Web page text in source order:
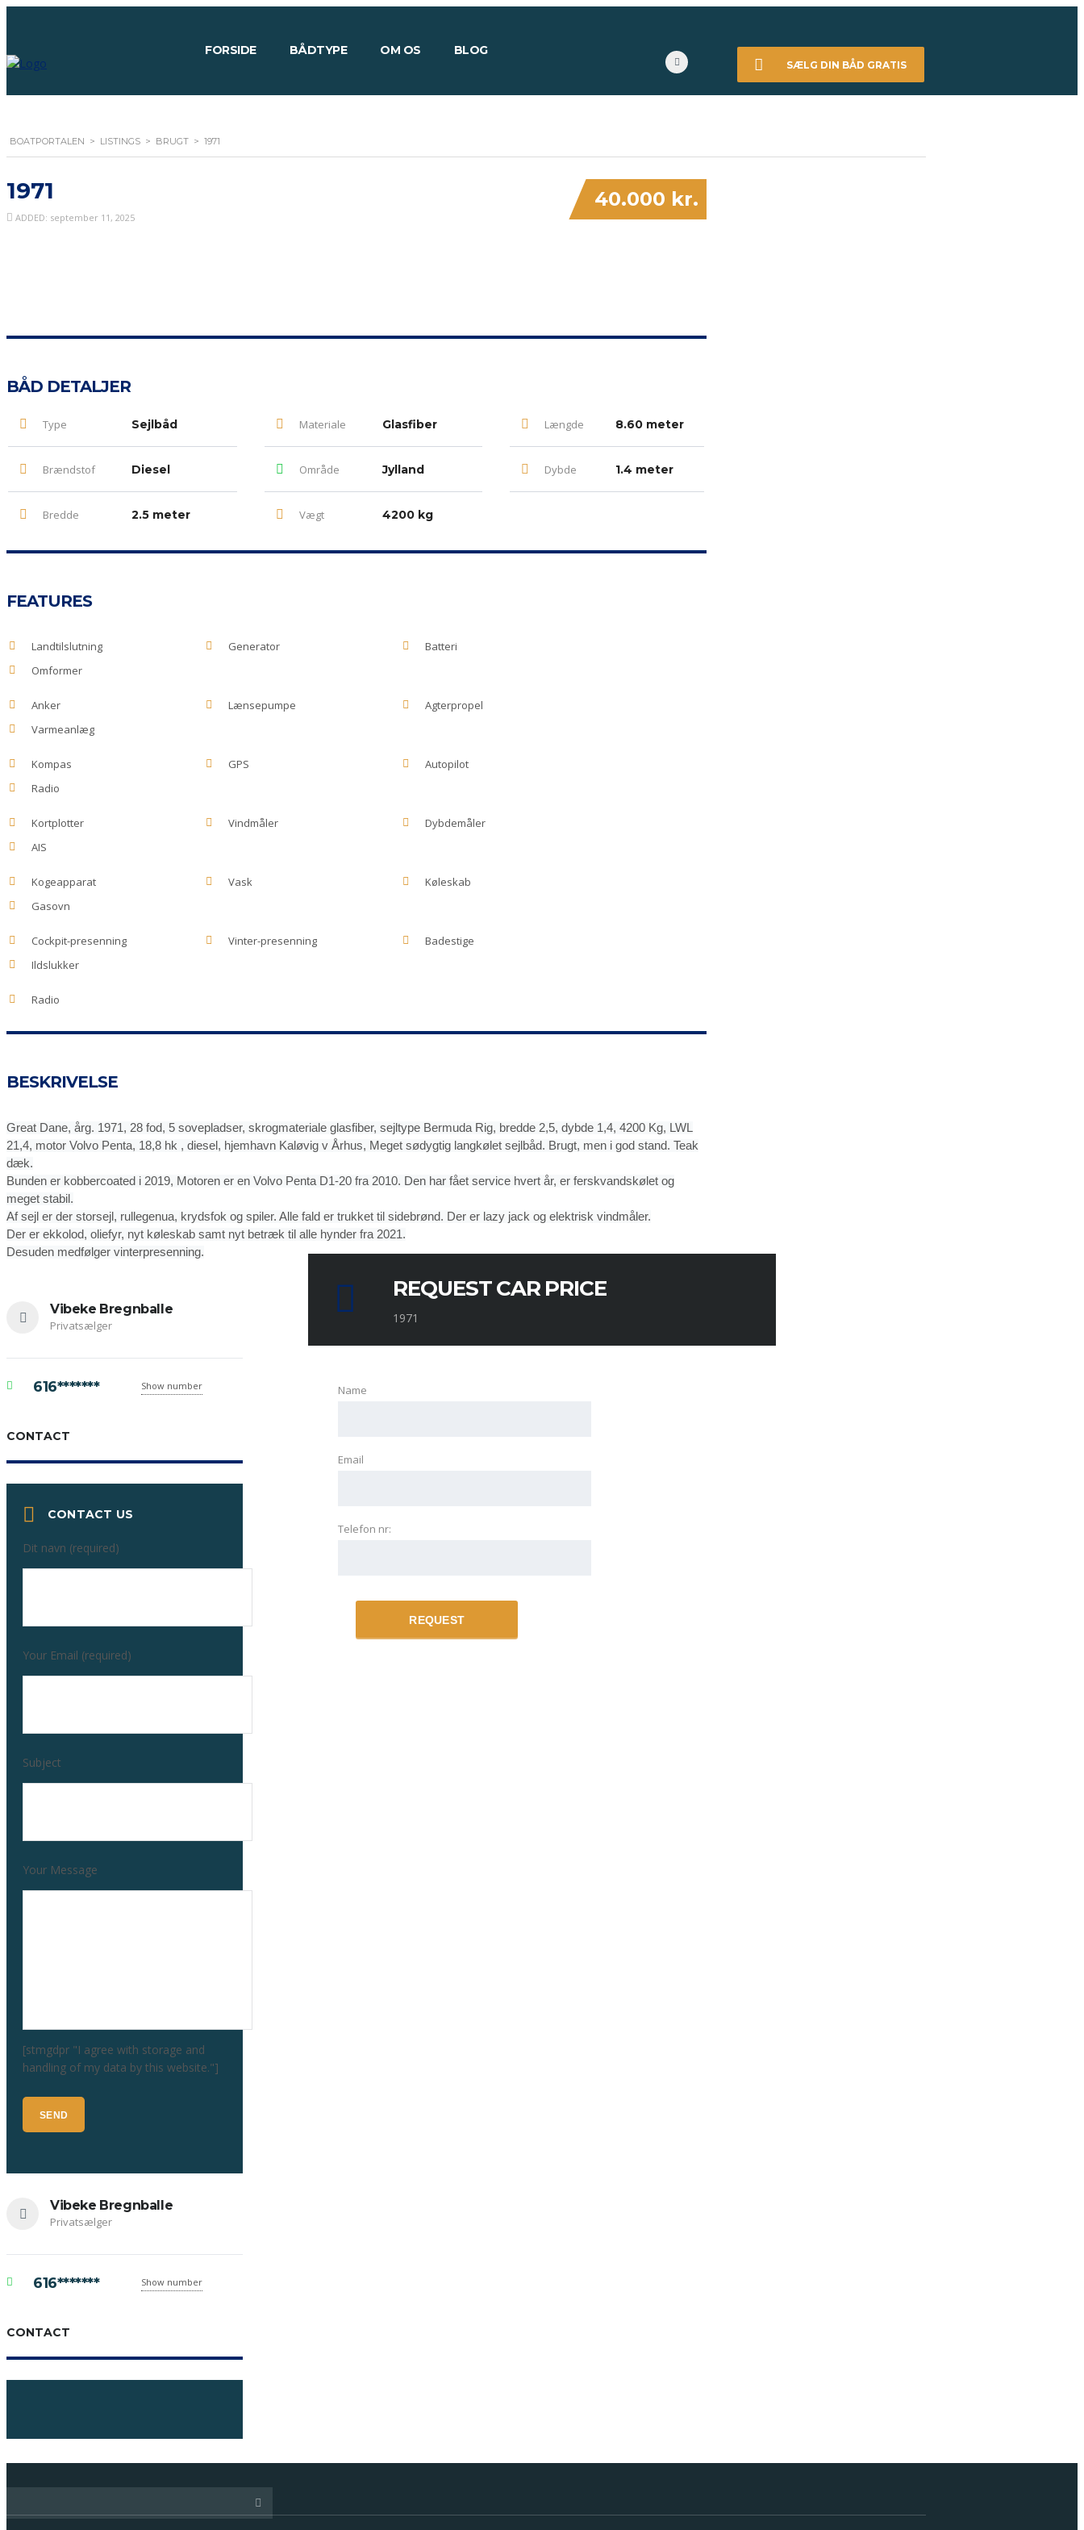
SÆLG DIN BÅD GRATIS
FORSIDE BÅDTYPE OM OS BLOG
BOATPORTALEN > LISTINGS > BRUGT > 1971
40.000 kr.
1971
ADDED: september 11, 2025
BÅD DETALJER
Type Sejlbåd Materiale Glasfiber Længde 8.60 meter
Brændstof Diesel Område Jylland Dybde 1.4 meter
Bredde 2.5 meter Vægt 4200 kg
FEATURES
Landtilslutning Generator
Batteri
Omformer
Anker Lænsepumpe
Agterpropel
Varmeanlæg
Kompas GPS
Autopilot
Radio
Kortplotter Vindmåler
Dybdemåler
AIS
Kogeapparat Vask
Køleskab
Gasovn
Cockpit-presenning Vinter-presenning
Badestige
Ildslukker
Radio
BESKRIVELSE
Great Dane, årg. 1971, 28 fod, 5 sovepladser, skrogmateriale glasfiber, sejltype Bermuda Rig, bredde 2,5, dybde 1,4, 4200 Kg, LWL
21,4, motor Volvo Penta, 18,8 hk , diesel, hjemhavn Kaløvig v Århus, Meget sødygtig langkølet sejlbåd. Brugt, men i god stand. Teak
dæk.
Bunden er kobbercoated i 2019, Motoren er en Volvo Penta D1-20 fra 2010. Den har fået service hvert år, er ferskvandskølet og
meget stabil.
Af sejl er der storsejl, rullegenua, krydsfok og spiler. Alle fald er trukket til sidebrønd. Der er lazy jack og elektrisk vindmåler.
Der er ekkolod, oliefyr, nyt køleskab samt nyt betræk til alle hynder fra 2021.
Desuden medfølger vinterpresenning.
Vibeke Bregnballe
Privatsælger
616******* Show number
CONTACT
CONTACT US
Dit navn (required)
Your Email (required)
Subject
Your Message
[stmgdpr "I agree with storage and
handling of my data by this website."]
Vibeke Bregnballe
Privatsælger
616******* Show number
CONTACT
REQUEST CAR PRICE
1971
Name
Email
Telefon nr:
REQUEST